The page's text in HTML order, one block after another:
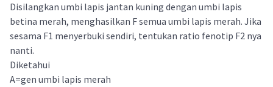
Disilangkan umbi lapis jantan kuning dengan umbi lapis
betina merah, menghasilkan F semua umbi lapis merah. Jika
sesama F1 menyerbuki sendiri, tentukan ratio fenotip F2 nya
nanti.
Diketahui
A=gen umbi lapis merah